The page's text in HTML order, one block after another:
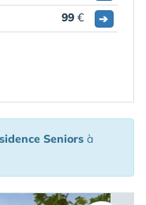
99 € ➔
Seniors à